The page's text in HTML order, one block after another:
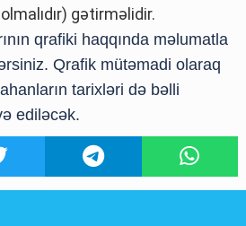
gətirməlidir.
qrafiki haqqında məlumatla
Qrafik mütəmadi olaraq
tarixləri də bəlli
ediləcək.